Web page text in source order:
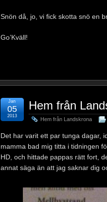
Snön då, jo, vi fick skotta snö en
Go’Kväll!
Hem från
Hem från Landskrona
Jan
05
2013
Det har varit ett par tunga dagar,
mamma bad mig titta i tidningen
HD, och hittade pappas rätt fort,
annat säga än att jag saknar dig